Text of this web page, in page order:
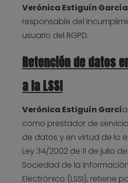
Verónica Estiguín García
responsable del
usuario del RGPD.
Retención de datos
a la LSSI
Verónica Estiguín Garcí
como prestador de
de datos y en virtud de lo
Ley 34/2002 de 11 de julio
Sociedad de la
Electrónico (LSSI), retiene